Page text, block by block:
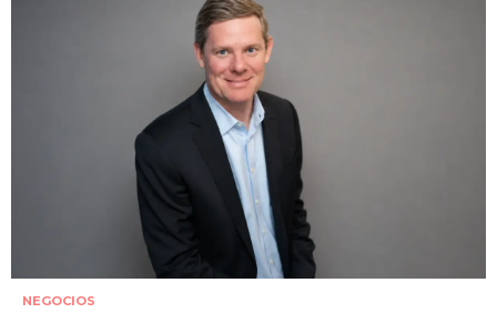
NEGOCIOS